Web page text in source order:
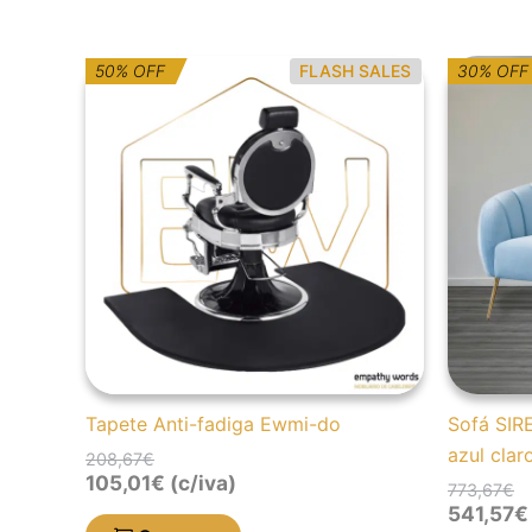
FLASH SALES
50% OFF
Tapete Anti-fadiga Ewmi-do
208,67€
O
preço
original
era:
O
preço
atual
é:
105,01€ (c/iva)
30% OFF
Sofá
azul
773,67€
O
O
541,57€